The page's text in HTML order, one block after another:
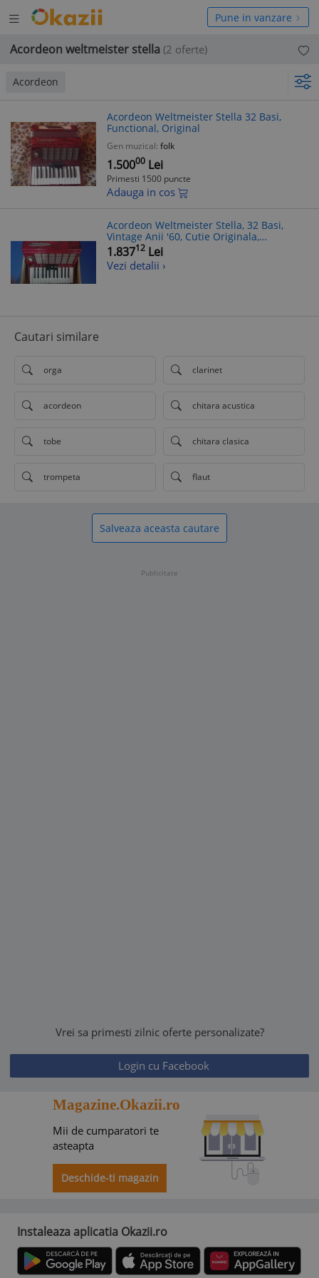
Deschide
meniul
Pune in vanzare
Acordeon weltmeister stella (2 oferte)
Acordeon
Acordeon Weltmeister Stella 32 Basi,
Functional, Original
Gen muzical: folk
1.50000 Lei
Primesti 1500 puncte
Adauga in cos
Acordeon Weltmeister Stella, 32 Basi,
Vintage Anii '60, Cutie Originala,
Functional, Instrument Muzical de
Colectie
1.83712 Lei
Vezi detalii ›
Cautari similare
orga clarinet
acordeon chitara acustica
tobe chitara clasica
trompeta flaut
Salveaza aceasta cautare
Publicitate
Vrei sa primesti zilnic oferte personalizate?
Login cu Facebook
Magazine.Okazii.ro
Mii de cumparatori te
asteapta
Deschide-ti magazin
Instaleaza aplicatia Okazii.ro